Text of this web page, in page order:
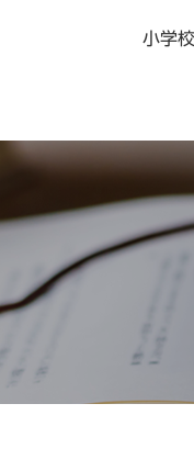
小学
訂正・更新
ト・資料集
地図掛図・常